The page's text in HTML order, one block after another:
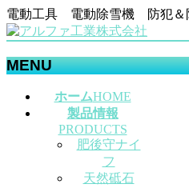
電動工具 電動除雪機 防犯＆
MENU
ホームHOME
製品情報
PRODUCTS
肥後守ナイ
フ
天然砥石